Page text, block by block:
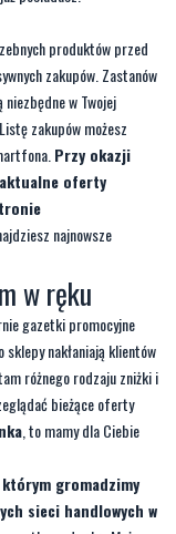
produktów przed
zakupów. Zastanów
w Twojej
zakupów możesz
Przy okazji
oferty
najnowsze
w ręku
gazetki promocyjne
nakłaniają klientów
różnego rodzaju zniżki i
bieżące oferty
, to mamy dla Ciebie
gromadzimy
sieci handlowych w